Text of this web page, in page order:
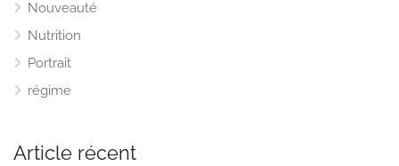
Nouveauté
Nutrition
Portrait
régime
Article récent